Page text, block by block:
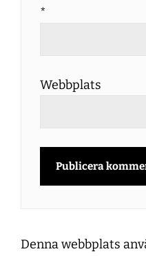
*
Webbplats
Denna webbplats